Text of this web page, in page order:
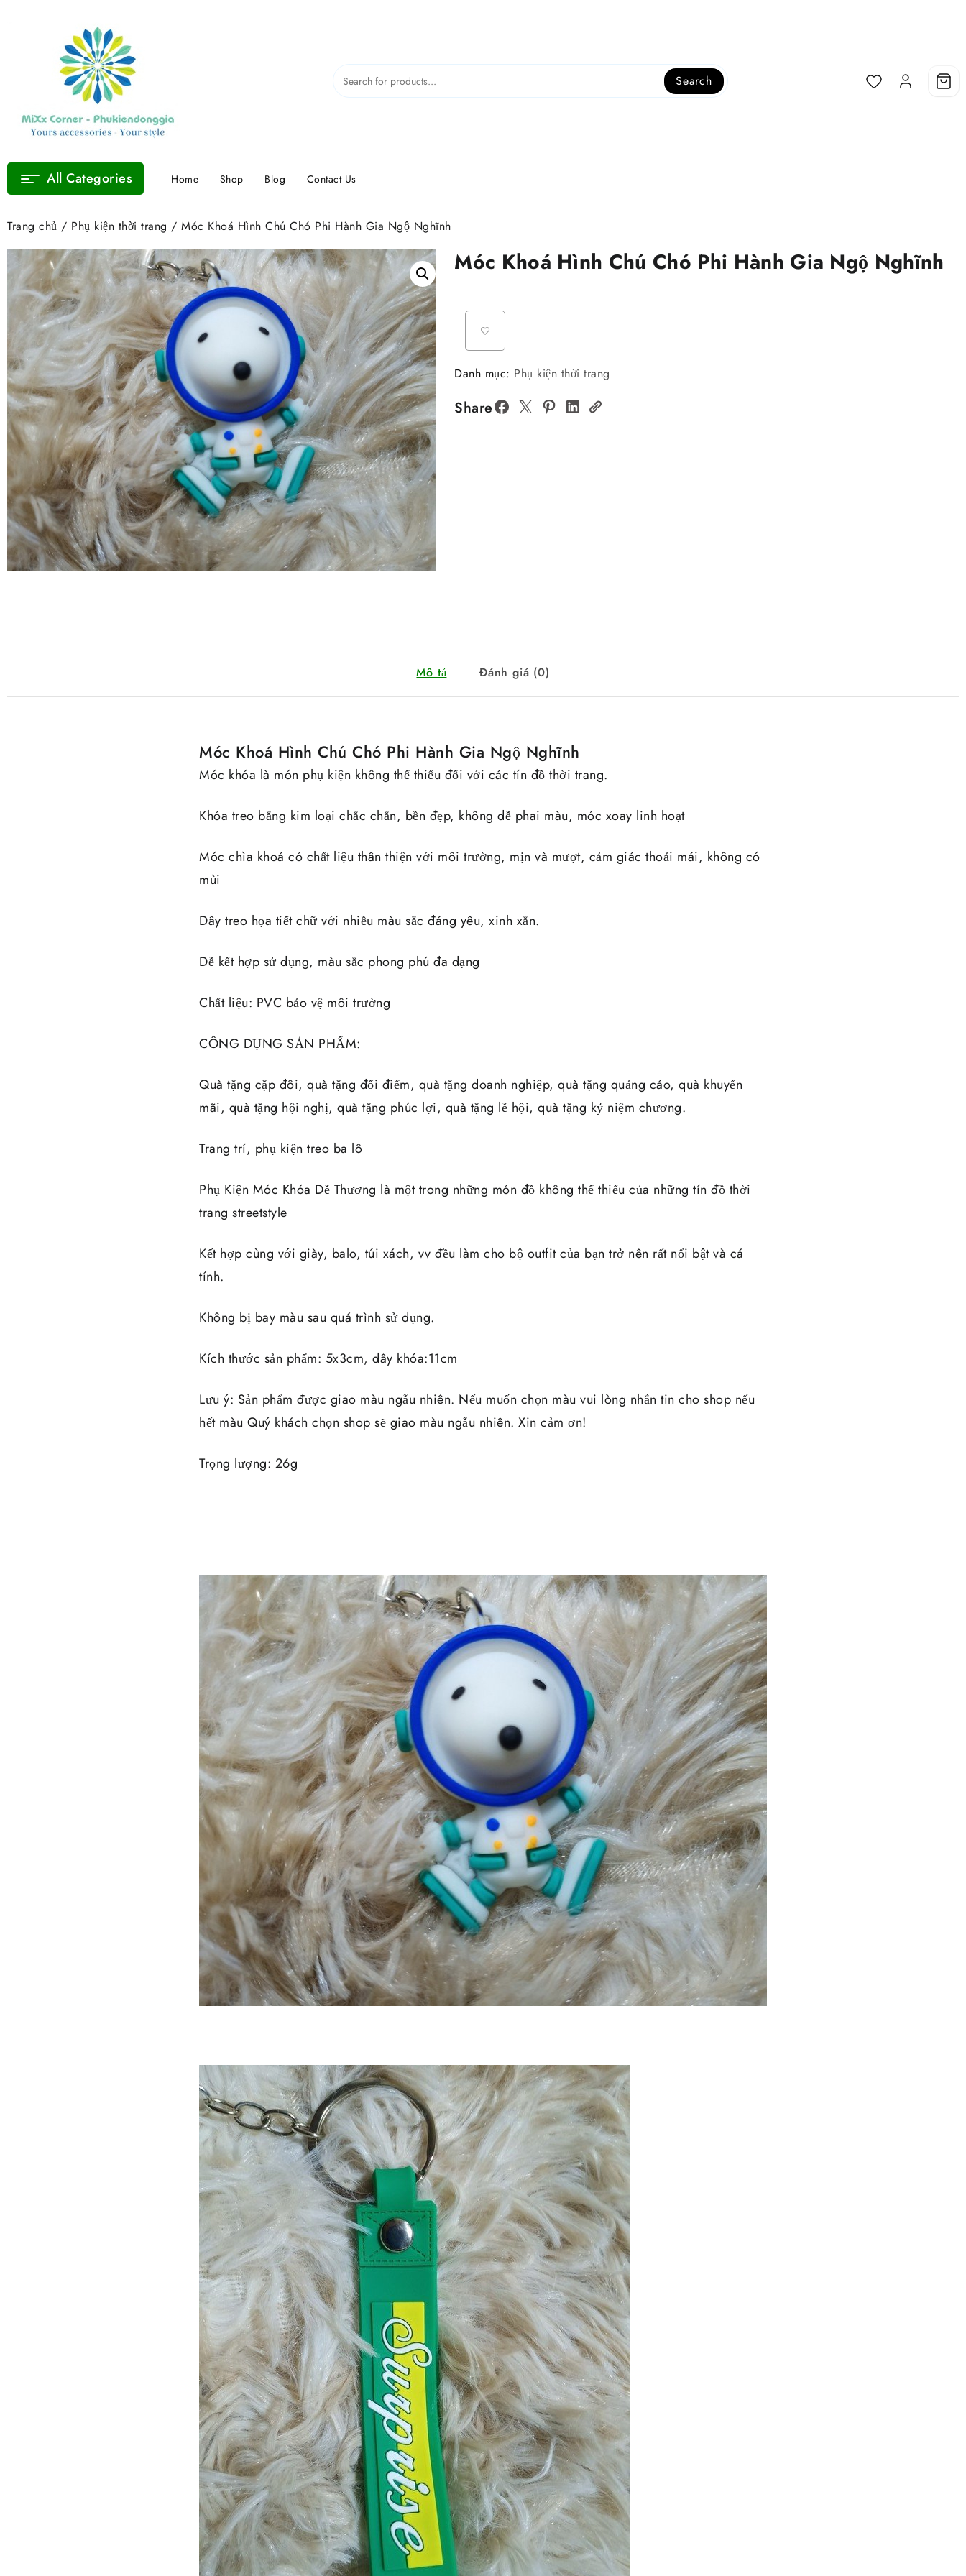
Search
All Categories Home Shop Blog Contact Us
Trang chủ / Phụ kiện thời trang / Móc Khoá Hình Chú Chó Phi Hành Gia Ngộ Nghĩnh
Móc Khoá Hình Chú Chó Phi Hành Gia Ngộ Nghĩnh
Danh mục: Phụ kiện thời trang
Share
Mô tả Đánh giá (0)
Móc Khoá Hình Chú Chó Phi Hành Gia Ngộ Nghĩnh
Móc khóa là món phụ kiện không thể thiếu đối với các tín đồ thời trang.
Khóa treo bằng kim loại chắc chắn, bền đẹp, không dễ phai màu, móc xoay linh hoạt
Móc chìa khoá có chất liệu thân thiện với môi trường, mịn và mượt, cảm giác thoải mái, không có
mùi
Dây treo họa tiết chữ với nhiều màu sắc đáng yêu, xinh xắn.
Dễ kết hợp sử dụng, màu sắc phong phú đa dạng
Chất liệu: PVC bảo vệ môi trường
CÔNG DỤNG SẢN PHẨM:
Quà tặng cặp đôi, quà tặng đổi điểm, quà tặng doanh nghiệp, quà tặng quảng cáo, quà khuyến
mãi, quà tặng hội nghị, quà tặng phúc lợi, quà tặng lễ hội, quà tặng kỷ niệm chương.
Trang trí, phụ kiện treo ba lô
Phụ Kiện Móc Khóa Dễ Thương là một trong những món đồ không thể thiếu của những tín đồ thời
trang streetstyle
Kết hợp cùng với giày, balo, túi xách, vv đều làm cho bộ outfit của bạn trở nên rất nổi bật và cá
tính.
Không bị bay màu sau quá trình sử dụng.
Kích thước sản phẩm: 5x3cm, dây khóa:11cm
Lưu ý: Sản phẩm được giao màu ngẫu nhiên. Nếu muốn chọn màu vui lòng nhắn tin cho shop nếu
hết màu Quý khách chọn shop sẽ giao màu ngẫu nhiên. Xin cảm ơn!
Trọng lượng: 26g